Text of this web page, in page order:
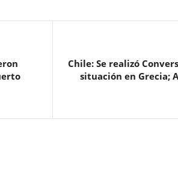
Chile: Se realizó
situación en Grecia;